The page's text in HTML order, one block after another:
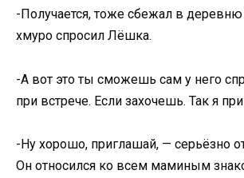
-Получается, тоже сбежал в деревню
хмуро спросил Лёшка.
-А вот это ты сможешь сам у него
при встрече. Если захочешь. Так я
-Ну хорошо, приглашай, — серьёзно
Он относился ко всем маминым